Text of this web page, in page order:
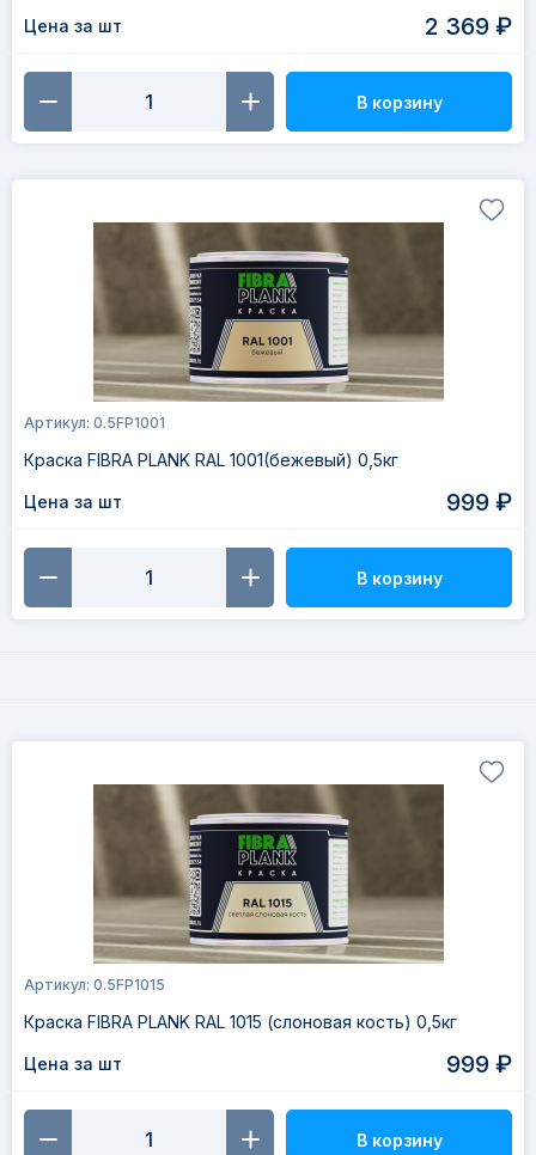
Цена за шт 2 369 ₽
В корзину
Артикул: 0.5FP1001
Краска FIBRA PLANK RAL 1001(бежевый) 0,5кг
Цена за шт 999 ₽
В корзину
Артикул: 0.5FP1015
Краска FIBRA PLANK RAL 1015 (слоновая кость) 0,5кг
Цена за шт 999 ₽
В корзину